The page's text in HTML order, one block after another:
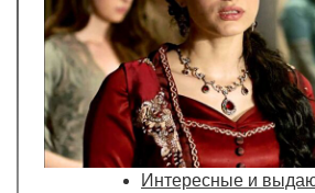
Интересные и